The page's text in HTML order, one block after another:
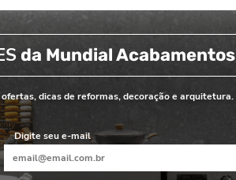
da Mundial Acabamentos
dicas de reformas, decoração e arquitetura.
Digite seu e-mail